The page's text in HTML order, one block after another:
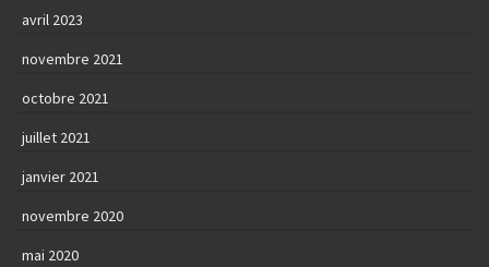
avril 2023
novembre 2021
octobre 2021
juillet 2021
janvier 2021
novembre 2020
mai 2020